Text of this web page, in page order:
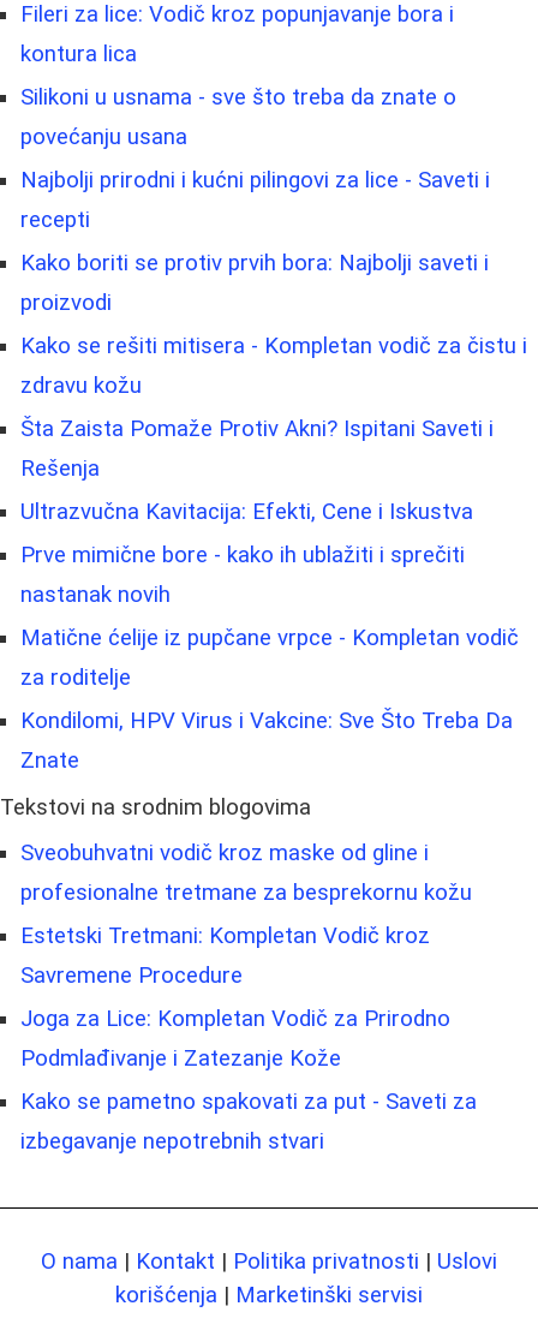
Fileri za lice: Vodič kroz popunjavanje bora i
kontura lica
Silikoni u usnama - sve što treba da znate o
povećanju usana
Najbolji prirodni i kućni pilingovi za lice - Saveti i
recepti
Kako boriti se protiv prvih bora: Najbolji saveti i
proizvodi
Kako se rešiti mitisera - Kompletan vodič za čistu i
zdravu kožu
Šta Zaista Pomaže Protiv Akni? Ispitani Saveti i
Rešenja
Ultrazvučna Kavitacija: Efekti, Cene i Iskustva
Prve mimične bore - kako ih ublažiti i sprečiti
nastanak novih
Matične ćelije iz pupčane vrpce - Kompletan vodič
za roditelje
Kondilomi, HPV Virus i Vakcine: Sve Što Treba Da
Znate
Tekstovi na srodnim blogovima
Sveobuhvatni vodič kroz maske od gline i
profesionalne tretmane za besprekornu kožu
Estetski Tretmani: Kompletan Vodič kroz
Savremene Procedure
Joga za Lice: Kompletan Vodič za Prirodno
Podmlađivanje i Zatezanje Kože
Kako se pametno spakovati za put - Saveti za
izbegavanje nepotrebnih stvari
O nama | Kontakt | Politika privatnosti | Uslovi
korišćenja | Marketinški servisi